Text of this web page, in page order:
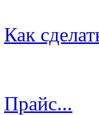
Как
Прайс...